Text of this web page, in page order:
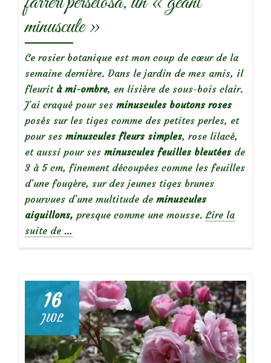
minuscule »
Ce rosier botanique est mon coup de cœur de la
semaine dernière. Dans le jardin de mes amis, il
fleurit à mi-ombre, en lisière de sous-bois clair.
J’ai craqué pour ses minuscules boutons roses
posés sur les tiges comme des petites perles, et
pour ses minuscules fleurs simples, rose lilacé,
et aussi pour ses minuscules feuilles bleutées de
3 à 5 cm, finement découpées comme les feuilles
d’une fougère, sur des jeunes tiges brunes
pourvues d’une multitude de minuscules
aiguillons, presque comme une mousse. Lire la
suite de à
Focus
sur
Rosa
…
16
JUIL